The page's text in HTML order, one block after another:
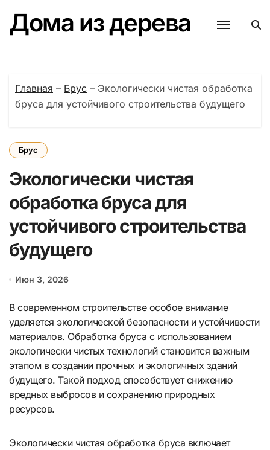
содержанию
Дома из дерева
Главная – Брус – Экологически чистая обработка
бруса для устойчивого строительства будущего
Брус
Экологически чистая
обработка бруса для
устойчивого строительства
будущего
Июн 3, 2026
В современном строительстве особое внимание
уделяется экологической безопасности и устойчивости
материалов. Обработка бруса с использованием
экологически чистых технологий становится важным
этапом в создании прочных и экологичных зданий
будущего. Такой подход способствует снижению
вредных выбросов и сохранению природных
ресурсов.
Экологически чистая обработка бруса включает